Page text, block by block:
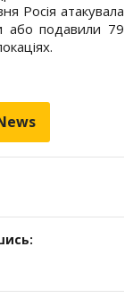
Росія атакувала
або подавили 79